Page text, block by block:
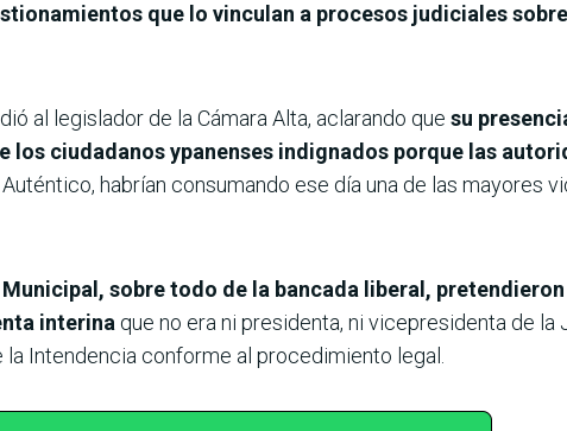
que lo vinculan a procesos judiciales sobre
al legislador de la Cámara Alta, aclarando que su
los ciudadanos ypanenses indignados porque las
habrían consumando ese día una de las mayores
sobre todo de la bancada liberal, pretendieron
interina que no era ni presidenta, ni vicepresidenta de la
Intendencia conforme al procedimiento legal.